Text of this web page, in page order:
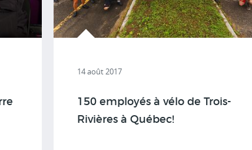
14 août 2017
150 employés à vélo de Trois-
Rivières à Québec!